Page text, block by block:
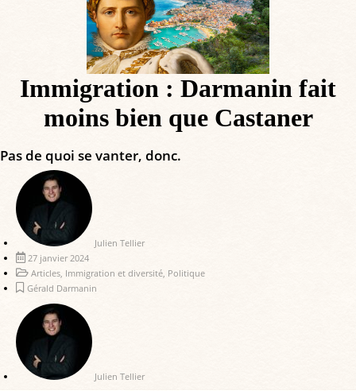
Immigration : Darmanin fait
moins bien que Castaner
Pas de quoi se vanter, donc.
Julien Tellier
27 janvier 2024
Articles Immigration et diversité Politique
Gérald Darmanin
Julien Tellier